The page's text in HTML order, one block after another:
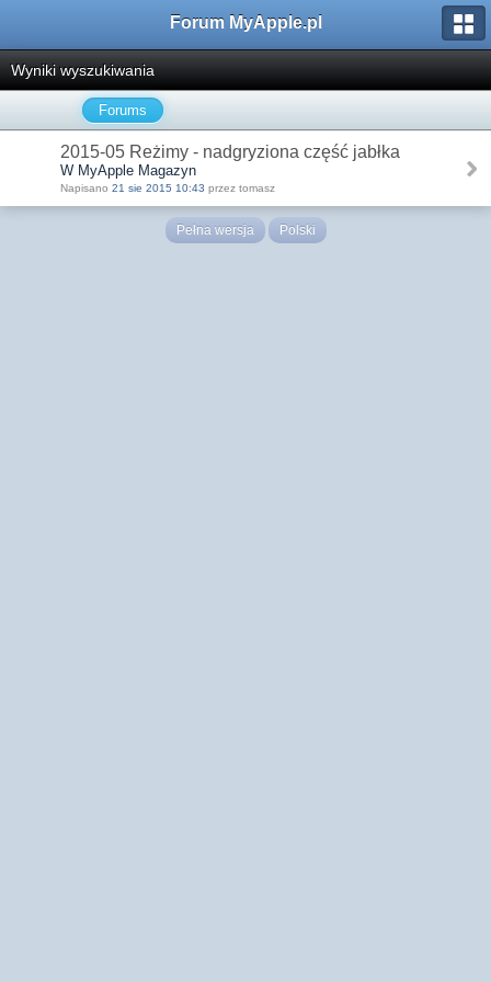
Forum MyApple.pl
Wyniki wyszukiwania
Forums
2015-05 Reżimy - nadgryziona część jabłka
W MyApple Magazyn
Napisano 21 sie 2015 10:43 przez tomasz
Pełna wersja Polski